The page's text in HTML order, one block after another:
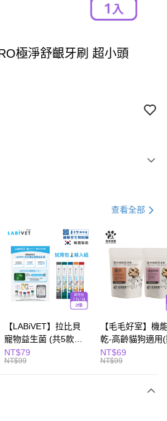
極淨舒齦牙刷 超小頭
提供之點數服務，可於會員專區綁定中華電信
查看全部
【LABiVET】拉比貝
寵物益生菌 (共5款可
選) 1.5gx2包/盒、
2gx2包/盒
NT$79
NT$99
【毛毛好室】機
乾-高齡貓狗適用
10g/櫻桃鴨肉8g)
NT$69
NT$99